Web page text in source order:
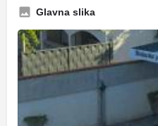
Glavna slika